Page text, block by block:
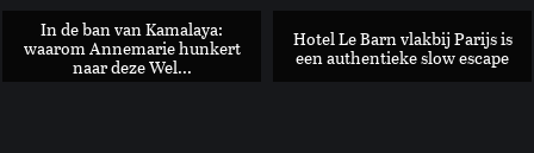
In de ban van Kamalaya:
waarom Annemarie hunkert
naar deze Wel...
Hotel Le Barn vlakbij Parijs is
een authentieke slow escape